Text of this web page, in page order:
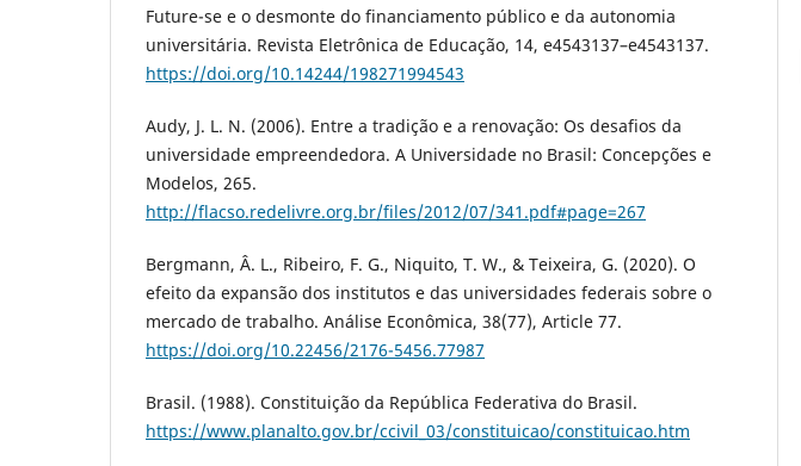
Future-se e o desmonte do financiamento público e da autonomia
universitária. Revista Eletrônica de Educação, 14, e4543137–e4543137.
https://doi.org/10.14244/198271994543
Audy, J. L. N. (2006). Entre a tradição e a renovação: Os desafios da
universidade empreendedora. A Universidade no Brasil: Concepções e
Modelos, 265.
http://flacso.redelivre.org.br/files/2012/07/341.pdf#page=267
Bergmann, Â. L., Ribeiro, F. G., Niquito, T. W., & Teixeira, G. (2020). O
efeito da expansão dos institutos e das universidades federais sobre o
mercado de trabalho. Análise Econômica, 38(77), Article 77.
https://doi.org/10.22456/2176-5456.77987
Brasil. (1988). Constituição da República Federativa do Brasil.
https://www.planalto.gov.br/ccivil_03/constituicao/constituicao.htm